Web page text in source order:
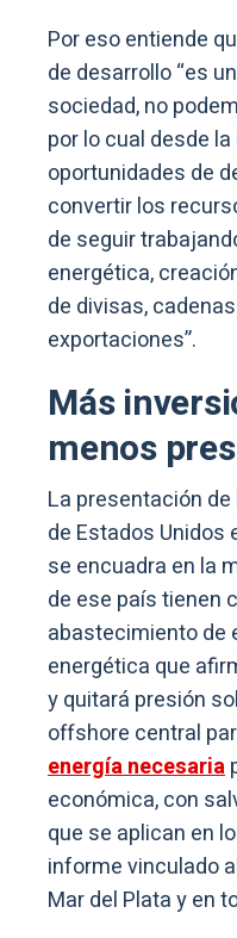
Por eso entiende
de desarrollo “es
sociedad, no
por lo cual desde
oportunidades de
convertir los
de seguir
energética,
de divisas,
exportaciones”.
Más
menos
La presentación
de Estados Unidos
se encuadra en la
de ese país tienen
abastecimiento de
energética que
y quitará presión
offshore central
energía necesaria
económica, con
que se aplican en
informe vinculado
Mar del Plata y en